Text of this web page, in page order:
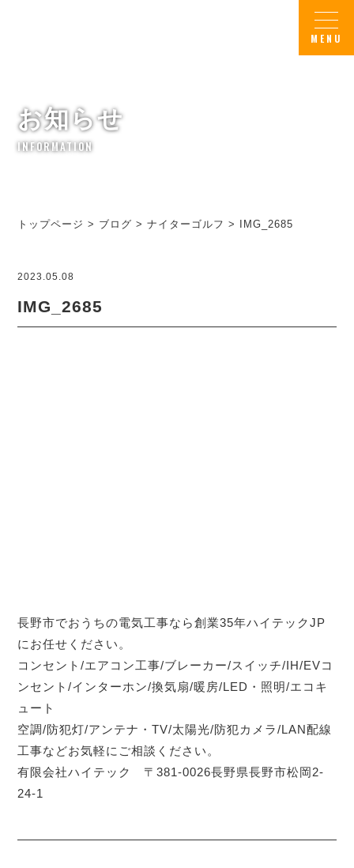
お知らせ
INFORMATION
トップページ > ブログ >ナイターゴルフ > IMG_2685
2023.05.08
IMG_2685
長野市でおうちの電気工事なら創業35年ハイテックJP
にお任せください。
コンセント/エアコン工事/ブレーカー/スイッチ/IH/EVコ
ンセント/インターホン/換気扇/暖房/LED・照明/エコキ
ュート
空調/防犯灯/アンテナ・TV/太陽光/防犯カメラ/LAN配線
工事などお気軽にご相談ください。
有限会社ハイテック 〒381-0026長野県長野市松岡2-
24-1